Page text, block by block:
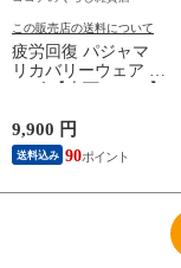
この販売店の送料について
疲労回復 パジャマ
リカバリーウェア メ
れが取れる パジャマ
血行促進 肩こり 腰
痛対策 疲れ 軽減 ル
9,900 円
送料込み 90